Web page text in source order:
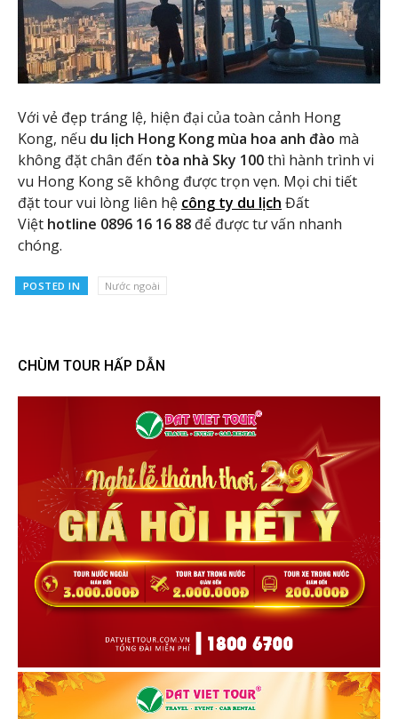
Với vẻ đẹp tráng lệ, hiện đại của toàn cảnh Hong
Kong, nếu du lịch Hong Kong mùa hoa anh đào mà
không đặt chân đến tòa nhà Sky 100thì hành trình vi
vu Hong Kong sẽ không được trọn vẹn. Mọi chi tiết
đặt tour vui lòng liên hệ công ty du lịch Đất
Việt hotline 0896 16 16 88 để được tư vấn nhanh
chóng.
POSTED IN Nước ngoài
CHÙM TOUR HẤP DẪN